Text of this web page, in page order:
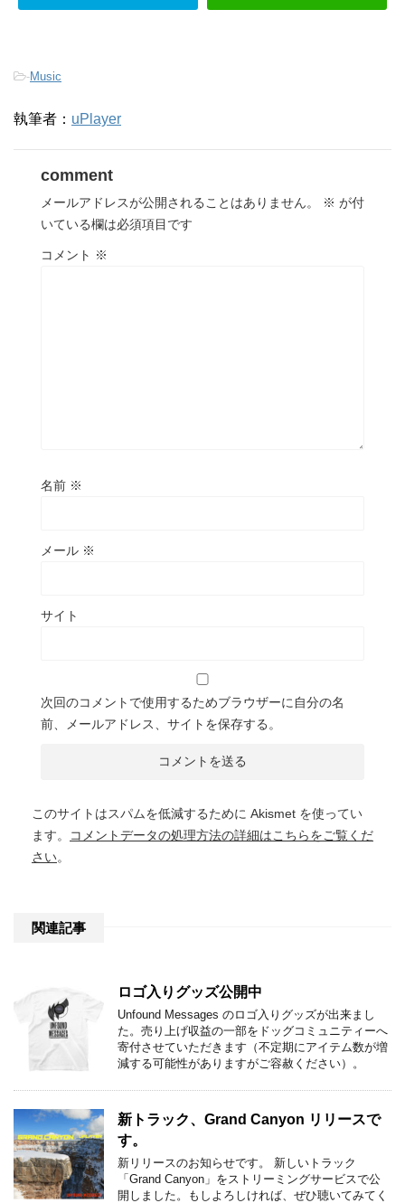
-Music
執筆者： uPlayer
comment
メールアドレスが公開されることはありません。 ※ が付
いている欄は必須項目です
コメント ※
名前 ※
メール ※
サイト
次回のコメントで使用するためブラウザーに自分の名
前、メールアドレス、サイトを保存する。
このサイトはスパムを低減するために Akismet を使ってい
ます。
コメントデータの処理方法の詳細はこちらをご覧くだ
さい。
関連記事
ロゴ入りグッズ公開中
Unfound Messages のロゴ入りグッズが出来まし
た。売り上げ収益の一部をドッグコミュニティーへ
寄付させていただきます（不定期にアイテム数が増
減する可能性がありますがご容赦ください）。
新トラック、Grand Canyon リリースで
す。
新リリースのお知らせです。 新しいトラック
「Grand Canyon」をストリーミングサービスで公
開しました。もしよろしければ、ぜひ聴いてみてく